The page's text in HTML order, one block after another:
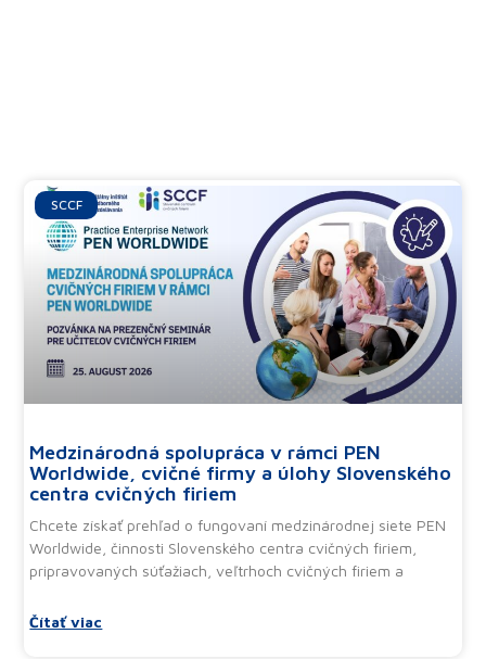
Ďalšie články
SCCF
Medzinárodná spolupráca v rámci PEN
Worldwide, cvičné firmy a úlohy Slovenského
centra cvičných firiem
Chcete získať prehľad o fungovaní medzinárodnej siete PEN
Worldwide, činnosti Slovenského centra cvičných firiem,
pripravovaných súťažiach, veľtrhoch cvičných firiem a
Čítať viac